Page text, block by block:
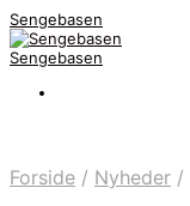
Sengebasen
Sengebasen
Forside / Nyheder /